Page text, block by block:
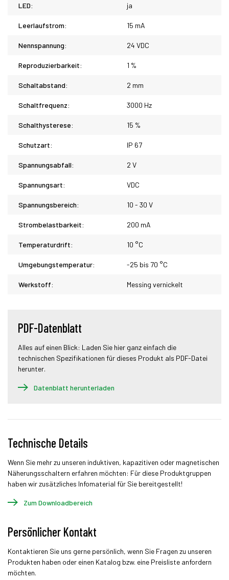
LED: ja
Leerlaufstrom: 15 mA
Nennspannung: 24 VDC
Reproduzierbarkeit: 1 %
Schaltabstand: 2 mm
Schaltfrequenz: 3000 Hz
Schalthysterese: 15 %
Schutzart: IP 67
Spannungsabfall: 2 V
Spannungsart: VDC
Spannungsbereich: 10 - 30 V
Strombelastbarkeit: 200 mA
Temperaturdrift: 10 °C
Umgebungstemperatur: -25 bis 70 °C
Werkstoff: Messing vernickelt
PDF-Datenblatt
Alles auf einen Blick: Laden Sie hier ganz einfach die
technischen Spezifikationen für dieses Produkt als PDF-Datei
herunter.
Datenblatt herunterladen
Technische Details
Wenn Sie mehr zu unseren induktiven, kapazitiven oder magnetischen
Näherungsschaltern erfahren möchten: Für diese Produktgruppen
haben wir zusätzliches Infomaterial für Sie bereitgestellt!
Zum Downloadbereich
Persönlicher Kontakt
Kontaktieren Sie uns gerne persönlich, wenn Sie Fragen zu unseren
Produkten haben oder einen Katalog bzw. eine Preisliste anfordern
möchten.